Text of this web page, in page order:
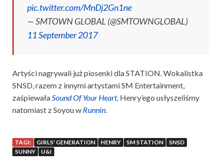
pic.twitter.com/MnDj2Gn1ne
— SMTOWN GLOBAL (@SMTOWNGLOBAL)
11 September 2017
Artyści nagrywali już piosenki dla STATION. Wokalistka
SNSD, razem z innymi artystami SM Entertainment,
zaśpiewałaSound Of Your Heart. Henry’ego usłyszeliśmy
natomiast z Soyou w Runnin.
TAGI: GIRLS' GENERATION HENRY SM STATION
SNSD
SUNNY
U&I